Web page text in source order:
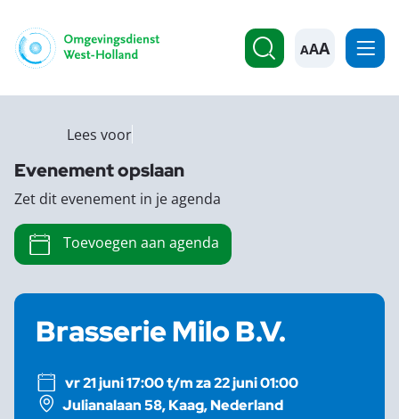
A
Brasserie Milo B.V.
vr 21 juni 17:00 t/m za 22 juni 01:00
Julianalaan 58, Kaag, Nederland
Lees voor
Evenement opslaan
Zet dit evenement in je agenda
Toevoegen aan agenda